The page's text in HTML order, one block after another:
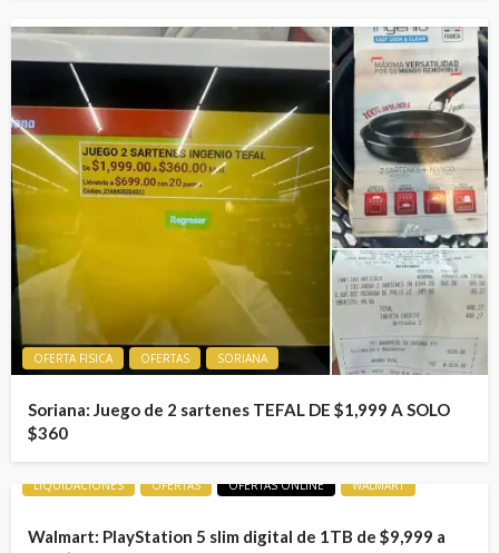
OFERTA FISICA OFERTAS SORIANA
Soriana: Juego de 2 sartenes TEFAL DE $1,999 A SOLO
$360
LIQUIDACIONES OFERTAS OFERTAS ONLINE WALMART
Walmart: PlayStation 5 slim digital de 1TB de $9,999 a